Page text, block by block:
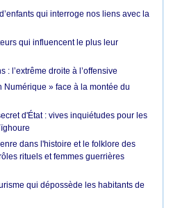
qui interroge nos liens avec la
qui influencent le plus leur
l’extrême droite à l’offensive
» face à la montée du
d'État : vives inquiétudes pour les
dans l'histoire et le folklore des
rituels et femmes guerrières
qui dépossède les habitants de